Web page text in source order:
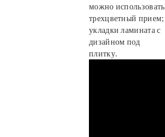
можно использовать
трехцветный прием;
укладки ламината с
дизайном под
плитку.